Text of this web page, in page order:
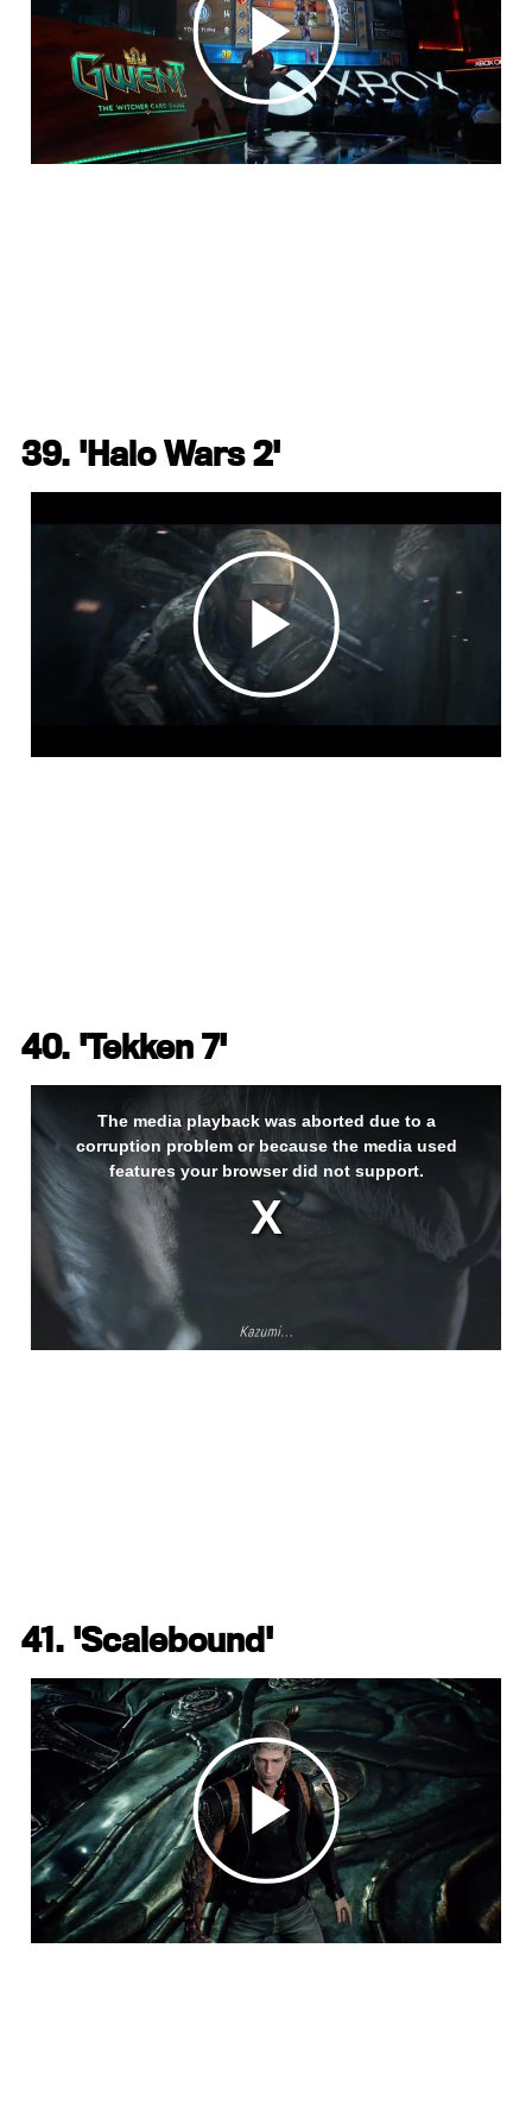
39. 'Halo Wars 2'
40. 'Tekken 7'
41. 'Scalebound'